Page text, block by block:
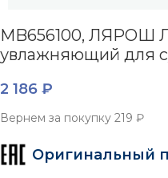
MB656100, ЛЯРОШ
увлажняющий для
2 186 ₽
Вернем за покупку 219 ₽
Оригинальный